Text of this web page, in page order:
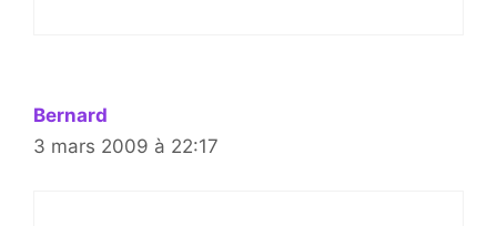
Bernard
3 mars 2009 à 22:17